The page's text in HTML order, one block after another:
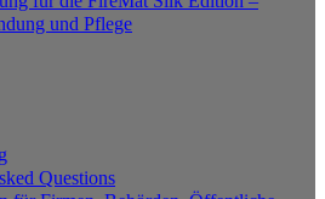
und Pflege
Questions